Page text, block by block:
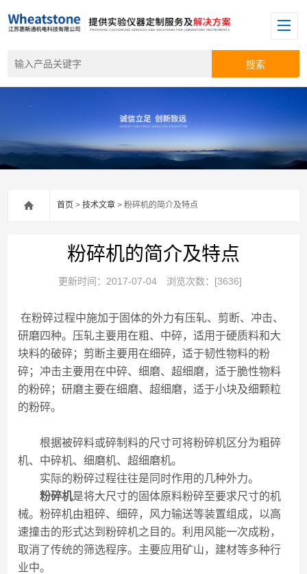
首页 >技术文章 > 粉碎机的简介及特点
粉碎机的简介及特点
更新时间：2017-07-04 浏览次数：[3636]
在粉碎过程中施加于固体的外力有压轧、剪断、冲击、
研磨四种。压轧主要用在粗、中碎，适用于硬质料和大
块料的破碎；剪断主要用在细碎，适于韧性物料的粉
碎；冲击主要用在中碎、细磨、超细磨，适于脆性物料
的粉碎；研磨主要在细磨、超细磨，适于小块及细颗粒
的粉碎。
根据被碎料或碎制料的尺寸可将粉碎机区分为粗碎
机、中碎机、细磨机、超细磨机。
实际的粉碎过程往往是同时作用的几种外力。
粉碎机是将大尺寸的固体原料粉碎至要求尺寸的机
械。粉碎机由粗碎、细碎，风力输送等装置组成，以高
速撞击的形式达到粉碎机之目的。利用风能一次成粉，
取消了传统的筛选程序。主要应用矿山，建材等多种行
业中。